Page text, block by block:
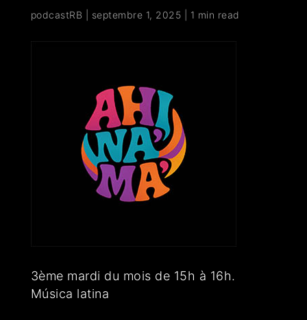
podcastRB septembre 1, 2025 1 min read
3ème mardi du mois de 15h à 16h.
Música latina